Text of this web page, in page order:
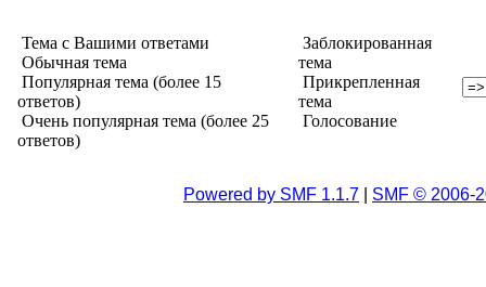
Тема с Вашими ответами
Обычная тема
Популярная тема (более 15
ответов)
Очень популярная тема (более 25
ответов)
Заблокированная
тема
Прикрепленная
тема
Голосование
Powered by SMF 1.1.7 SMF © 2006-